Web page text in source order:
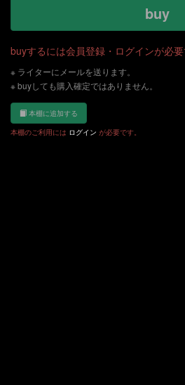
buy
buyするには会員登録・ログインが必要
※ ライターにメールを送ります。
※ buyしても購入確定ではありません。
本棚に追加する
本棚のご利用には ログイン が必要です。